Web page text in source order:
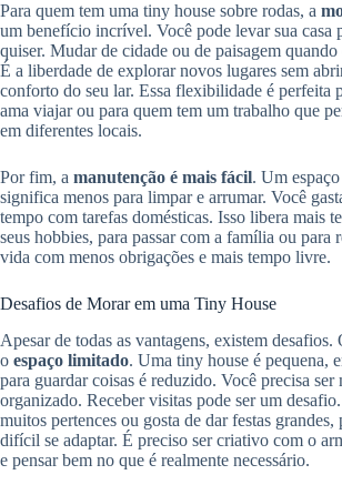
Para quem tem uma tiny house sobre rodas, a
um benefício incrível. Você pode levar sua casa
quiser. Mudar de cidade ou de paisagem quando
É a liberdade de explorar novos lugares sem
conforto do seu lar. Essa flexibilidade é perfeita
ama viajar ou para quem tem um trabalho que
em diferentes locais.
Por fim, a manutenção é mais fácil. Um
significa menos para limpar e arrumar. Você
tempo com tarefas domésticas. Isso libera mais
seus hobbies, para passar com a família ou para
vida com menos obrigações e mais tempo livre.
Desafios de Morar em uma Tiny House
Apesar de todas as vantagens, existem
o espaço limitado. Uma tiny house é pequena,
para guardar coisas é reduzido. Você precisa ser
organizado. Receber visitas pode ser um
muitos pertences ou gosta de dar festas grandes,
difícil se adaptar. É preciso ser criativo com o
e pensar bem no que é realmente necessário.